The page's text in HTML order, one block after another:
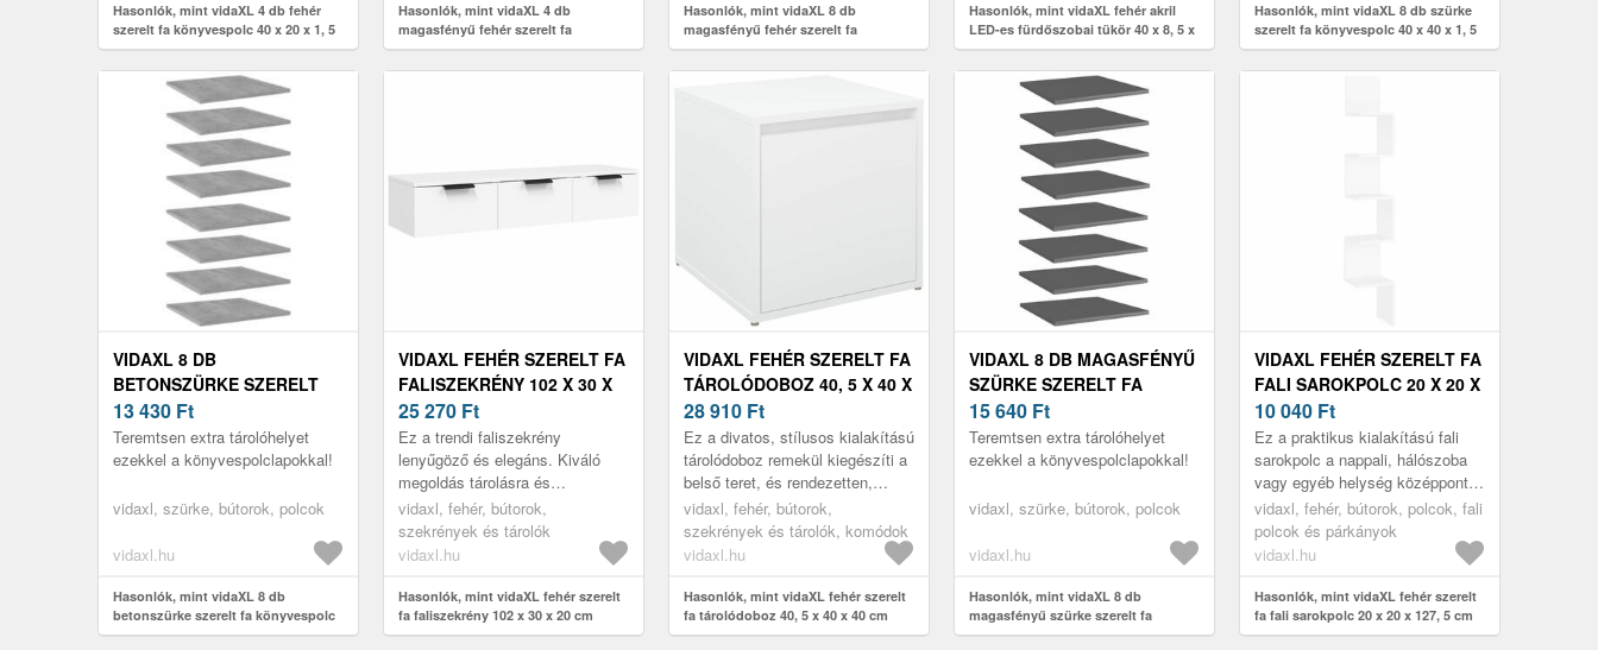
Hasonlók, mint vidaXL 4 db fehér
szerelt fa könyvespolc 40 x 20 x 1, 5
cm
Hasonlók, mint vidaXL 4 db
magasfényű fehér szerelt fa
könyvespolc 40 x 20 x 1, 5 cm
Hasonlók, mint vidaXL 8 db
magasfényű fehér szerelt fa
könyvespolc 40 x 50 x 1, 5 cm
Hasonlók, mint vidaXL fehér akril
LED-es fürdőszobai tükör 40 x 8, 5 x
37 cm
Hasonlók, mint vidaXL 8 db szürke
szerelt fa könyvespolc 40 x 40 x 1, 5
cm
VIDAXL 8 DB
BETONSZÜRKE SZERELT
FA KÖNYVESPOLC 40 X 40 X
1, 5 CM
13 430 Ft
Teremtsen extra tárolóhelyet
ezekkel a könyvespolclapokkal!
vidaxl, szürke, bútorok, polcok
vidaxl.hu
Hasonlók, mint vidaXL 8 db
betonszürke szerelt fa könyvespolc
40 x 40 x 1, 5 cm
VIDAXL FEHÉR SZERELT FA
FALISZEKRÉNY 102 X 30 X
20 CM
25 270 Ft
Ez a trendi faliszekrény
lenyűgöző és elegáns. Kiváló
megoldás tárolásra és
dekorációra egyaránt, ráadásul
stílusosabbá teszi az üres falait,
és ig...
vidaxl, fehér, bútorok,
szekrények és tárolók
vidaxl.hu
Hasonlók, mint vidaXL fehér szerelt
fa faliszekrény 102 x 30 x 20 cm
VIDAXL FEHÉR SZERELT FA
TÁROLÓDOBOZ 40, 5 X 40 X
40 CM
28 910 Ft
Ez a divatos, stílusos kialakítású
tárolódoboz remekül kiegészíti a
belső teret, és rendezetten,
elérhető közelségben tarthatja
benne tárgyait.
vidaxl, fehér, bútorok,
szekrények és tárolók, komódok
vidaxl.hu
Hasonlók, mint vidaXL fehér szerelt
fa tárolódoboz 40, 5 x 40 x 40 cm
VIDAXL 8 DB MAGASFÉNYŰ
SZÜRKE SZERELT FA
KÖNYVESPOLC 40 X 40 X 1,
5 CM
15 640 Ft
Teremtsen extra tárolóhelyet
ezekkel a könyvespolclapokkal!
vidaxl, szürke, bútorok, polcok
vidaxl.hu
Hasonlók, mint vidaXL 8 db
magasfényű szürke szerelt fa
könyvespolc 40 x 40 x 1, 5 cm
VIDAXL FEHÉR SZERELT FA
FALI SAROKPOLC 20 X 20 X
127, 5 CM
10 040 Ft
Ez a praktikus kialakítású fali
sarokpolc a nappali, hálószoba
vagy egyéb helység középpontja
lesz.
vidaxl, fehér, bútorok, polcok, fali
polcok és párkányok
vidaxl.hu
Hasonlók, mint vidaXL fehér szerelt
fa fali sarokpolc 20 x 20 x 127, 5 cm